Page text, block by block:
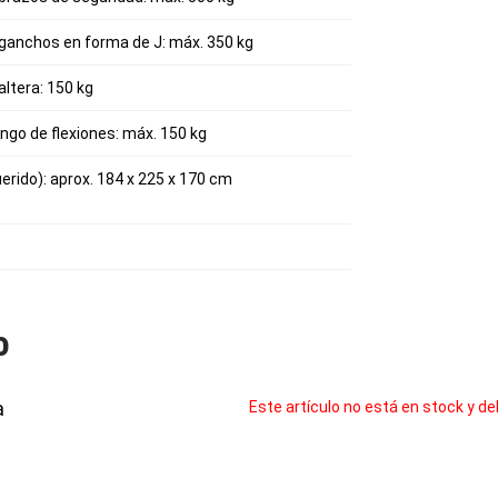
en forma de J: máx. 350 kg
150 kg
de flexiones: máx. 150 kg
aprox. 184 x 225 x 170 cm
Este artículo no está en stock y